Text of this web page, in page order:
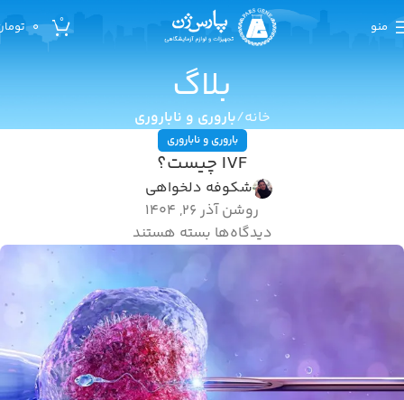
منو 0
0
بلاگ
خانه باروری و ناباروری
باروری و ناباروری
IVF چیست؟
شکوفه دلخواهی
روشن آذر 26, 1404
دیدگاه‌ها بسته هستند